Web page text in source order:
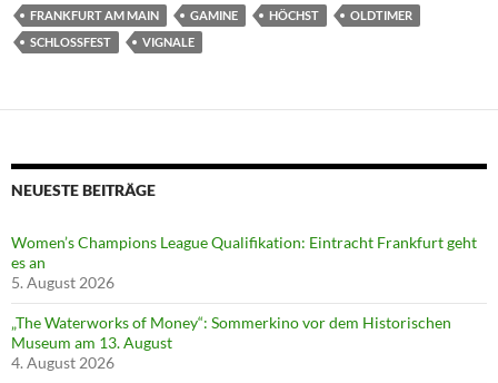
FRANKFURT AM MAIN GAMINE HÖCHST
OLDTIMER
SCHLOSSFEST
VIGNALE
NEUESTE BEITRÄGE
Women’s Champions League Qualifikation: Eintracht Frankfurt geht
es an
5. August 2026
„The Waterworks of Money“: Sommerkino vor dem Historischen
Museum am 13. August
4. August 2026